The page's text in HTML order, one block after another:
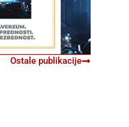
Ostale publikacije